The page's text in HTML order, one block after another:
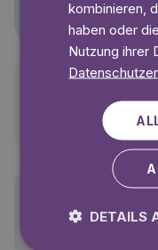
Pettersson und
Polly Pocket
kombinieren,
haben oder
Nutzung ihrer
DETAILS